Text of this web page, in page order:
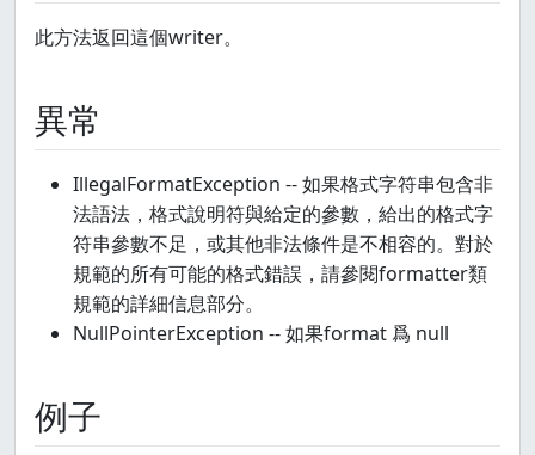
此方法返回這個writer。
異常
IllegalFormatException -- 如果格式字符串包含非
法語法，格式說明符與給定的參數，給出的格式字
符串參數不足，或其他非法條件是不相容的。對於
規範的所有可能的格式錯誤，請參閱formatter類
規範的詳細信息部分。
NullPointerException -- 如果format 爲 null
例子